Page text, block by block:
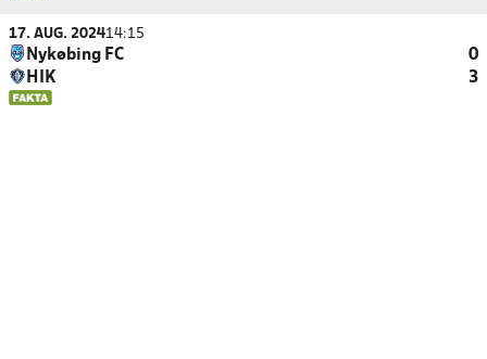
17. AUG. 202414:15
Nykøbing FC
0
HIK
3